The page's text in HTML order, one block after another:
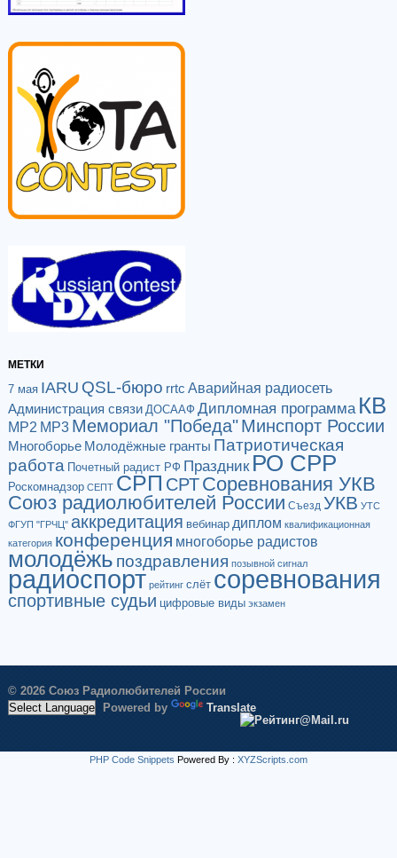
МЕТКИ
7 мая IARU QSL-бюро rrtc Аварийная радиосеть
Администрация связи ДОСААФ Дипломная программа КВ
МР2 МР3 Мемориал "Победа"Минспорт России
Многоборье Молодёжные гранты Патриотическая
работа Почетный радист РФ Праздник РО СРР
Роскомнадзор СЕПТ СРП СРТСоревнования УКВ
Союз радиолюбителей России Съезд УКВ УТС
ФГУП "ГРЧЦ" аккредитация вебинар диплом квалификационная
категория конференция многоборье радистов
молодёжь поздравления позывной сигнал
радиоспорт рейтинг слёт соревнования
спортивные судьи цифровые виды экзамен
© 2026 Союз Радиолюбителей России
Powered by
Translate
PHP Code Snippets Powered By : XYZScripts.com